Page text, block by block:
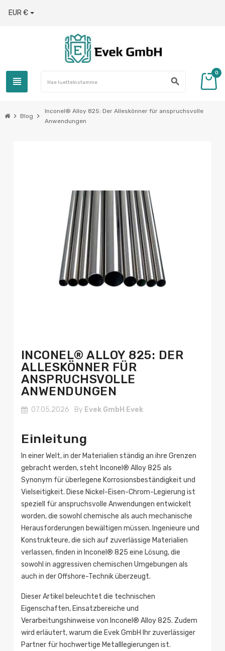
EUR €
view_headline search
0
chevron_right Blog chevron_right
Inconel® Alloy 825: Der Alleskönner für anspruchsvolle
Anwendungen
INCONEL® ALLOY 825: DER
ALLESKÖNNER FÜR
ANSPRUCHSVOLLE
ANWENDUNGEN
07.05.2026 By Evek GmbH Evek
Einleitung
In einer Welt, in der Materialien ständig an ihre Grenzen
gebracht werden, steht Inconel® Alloy 825 als
Synonym für überlegene Korrosionsbeständigkeit und
Vielseitigkeit. Diese Nickel-Eisen-Chrom-Legierung ist
speziell für anspruchsvolle Anwendungen entwickelt
worden, die sowohl chemische als auch mechanische
Herausforderungen bewältigen müssen. Ingenieure und
Konstrukteure, die sich auf zuverlässige Materialien
verlassen, finden in Inconel® 825 eine Lösung, die
sowohl in aggressiven chemischen Umgebungen als
auch in der Offshore-Technik überzeugt.
Dieser Artikel beleuchtet die technischen
Eigenschaften, Einsatzbereiche und
Verarbeitungshinweise von Inconel® Alloy 825. Zudem
wird erläutert, warum die Evek GmbH Ihr zuverlässiger
Partner für hochwertige Metalllegierungen ist.